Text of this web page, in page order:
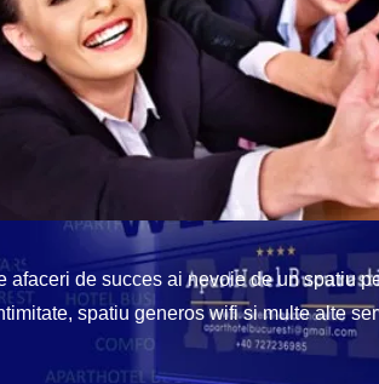
afaceri de succes ai nevoie de un spatiu
spatiu generos wifi si multe alte